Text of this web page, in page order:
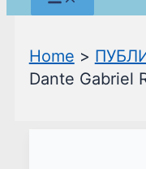
Home
Dante Gabriel